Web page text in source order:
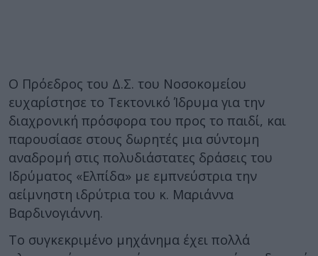
Ο Πρόεδρος του Δ.Σ. του Νοσοκομείου
ευχαρίστησε το Τεκτονικό Ίδρυμα για την
διαχρονική πρόσφορα του προς το παιδί, και
παρουσίασε στους δωρητές μια σύντομη
αναδρομή στις πολυδιάστατες δράσεις του
Ιδρύματος «Ελπίδα» με εμπνεύστρια την
αείμνηστη ιδρύτρια του κ. Μαριάννα
Βαρδινογιάννη.
Το συγκεκριμένο μηχάνημα έχει πολλά